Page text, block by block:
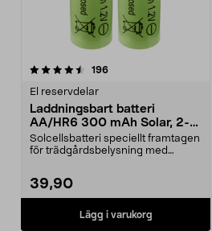
196recensioner
El reservdelar
Laddningsbart batteri
AA/HR6 300 mAh Solar, 2-
pack
Solcellsbatteri speciellt framtagen
för trädgårdsbelysning med
39,90
Lägg i varukorg